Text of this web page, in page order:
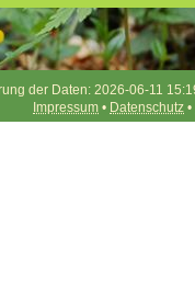
der Daten: 2026-06-11
Impressum • Datenschutz •